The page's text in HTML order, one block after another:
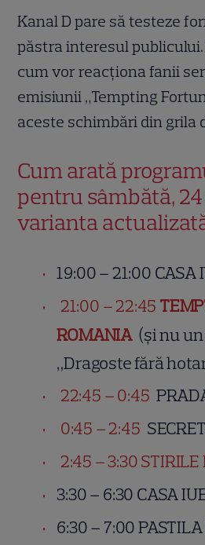
Kanal D pare să testeze
păstra interesul
cum vor reacționa fanii
emisiunii „Tempting
aceste schimbări din grila
Cum arată
pentru sâmbătă,
varianta
19:00 – 21:00 CASA
21:00 – 22:45
ROMANIA (și nu
„Dragoste fără
22:45 – 0:45
0:45 – 2:45
2:45 – 3:30
3:30 – 6:30 CASA
6:30 – 7:00 PASTILA